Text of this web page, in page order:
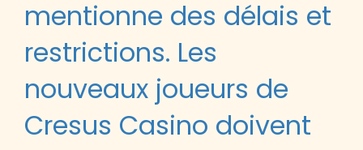
mentionne des délais et
restrictions. Les
nouveaux joueurs de
Cresus Casino doivent